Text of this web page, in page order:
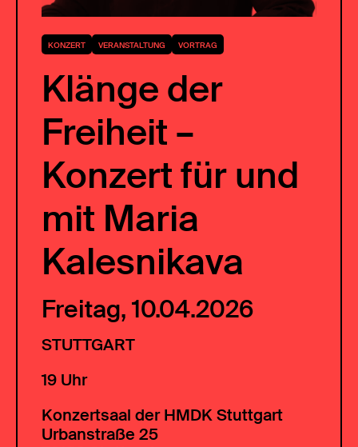
KONZERT VERANSTALTUNG VORTRAG
Klänge der
Freiheit –
Konzert für und
mit Maria
Kalesnikava
Freitag, 10.04.2026
STUTTGART
19 Uhr
Konzertsaal der HMDK Stuttgart
Urbanstraße 25